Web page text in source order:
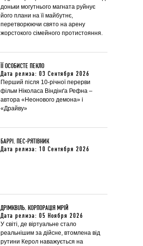
доньки могутнього магната руйнує
його плани на її майбутнє,
перетворюючи свято на арену
жорстокого сімейного протистояння.
ЇЇ ОСОБИСТЕ ПЕКЛО
Дата релиза: 03 Сентября 2026
Перший після 10-річної перерви
фільм Ніколаса Віндінґа Рефна –
автора «Неонового демона» і
«Драйву»
БАРРІ. ПЕС-РЯТІВНИК
Дата релиза: 10 Сентября 2026
ДРІМКВІЛЬ. КОРПОРАЦІЯ МРІЙ
Дата релиза: 05 Ноября 2026
У світі, де віртуальне стало
реальнішим за дійсне, втомлена від
рутини Керол наважується на